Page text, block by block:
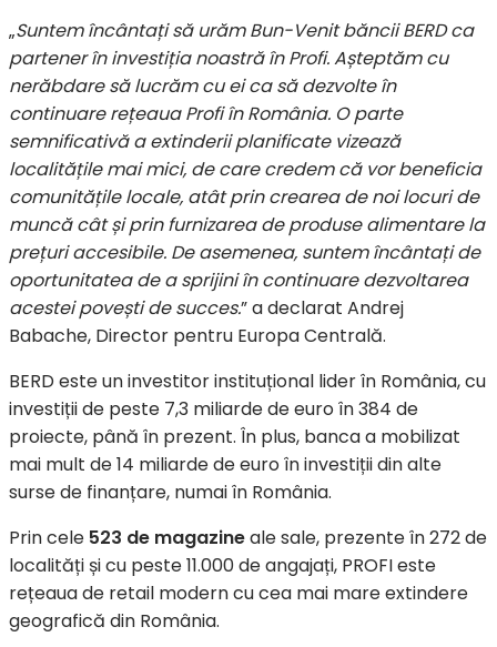
„Suntem încântați să urăm Bun-Venit băncii BERD ca
partener în investiția noastră în Profi. Așteptăm cu
nerăbdare să lucrăm cu ei ca să dezvolte în
continuare rețeaua Profi în România. O parte
semnificativă a extinderii planificate vizează
localitățile mai mici, de care credem că vor beneficia
comunitățile locale, atât prin crearea de noi locuri de
muncă cât și prin furnizarea de produse alimentare la
prețuri accesibile. De asemenea, suntem încântați de
oportunitatea de a sprijini în continuare dezvoltarea
acestei povești de succes.” a declarat Andrej
Babache, Director pentru Europa Centrală.
BERD este un investitor instituțional lider în România, cu
investiții de peste 7,3 miliarde de euro în 384 de
proiecte, până în prezent. În plus, banca a mobilizat
mai mult de 14 miliarde de euro în investiții din alte
surse de finanțare, numai în România.
Prin cele 523 de magazineale sale, prezente în 272 de
localități și cu peste 11.000 de angajați, PROFI este
rețeaua de retail modern cu cea mai mare extindere
geografică din România.